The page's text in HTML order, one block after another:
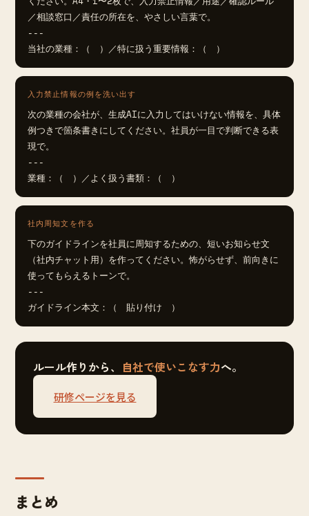
／相談窓口／責任の所在を、やさしい言葉で。
---
当社の業種：（　）／特に扱う重要情報：（　）
入力禁止情報の例を洗い出す
次の業種の会社が、生成AIに入力してはいけない情報を、具体
例つきで箇条書きにしてください。社員が一目で判断できる表
現で。
---
業種：（　）／よく扱う書類：（　）
社内周知文を作る
下のガイドラインを社員に周知するための、短いお知らせ文
（社内チャット用）を作ってください。怖がらせず、前向きに
使ってもらえるトーンで。
---
ガイドライン本文：（　貼り付け　）
ルール作りから、 自社で使いこなす力へ。
研修ページを見る
まとめ